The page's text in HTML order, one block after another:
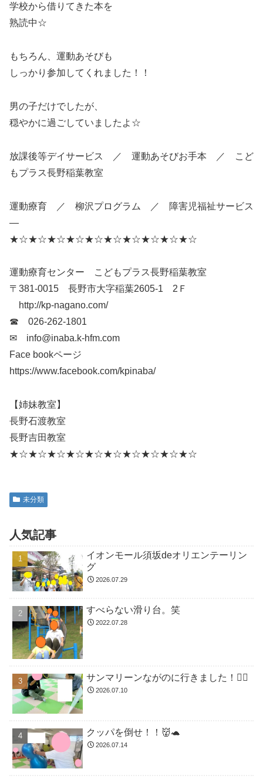
学校から借りてきた本を
熟読中☆
もちろん、運動あそびも
しっかり参加してくれました！！
男の子だけでしたが、
穏やかに過ごしていましたよ☆
放課後等デイサービス ／ 運動あそびお手本 ／ こど
もプラス長野稲葉教室
運動療育 ／ 柳沢プログラム ／ 障害児福祉サービス
—
★☆★☆★☆★☆★☆★☆★☆★☆★☆★☆
運動療育センター こどもプラス長野稲葉教室
〒381-0015 長野市大字稲葉2605-1 2Ｆ
http://kp-nagano.com/
☎ 026-262-1801
✉ info@inaba.k-hfm.com
Face bookページ
https://www.facebook.com/kpinaba/
【姉妹教室】
長野石渡教室
長野吉田教室
★☆★☆★☆★☆★☆★☆★☆★☆★☆★☆
未分類
人気記事
イオンモール須坂deオリエンテーリン
グ
2026.07.29
すべらない滑り台。笑
2022.07.28
サンマリーンながのに行きました！🏊🏻
2026.07.10
クッパを倒せ！！👹🐢
2026.07.14